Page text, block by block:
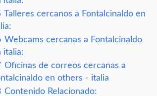
Talleres cercanos a Fontalcinaldo en
Webcams cercanas a Fontalcinaldo
italia:
Oficinas de correos cercanas a
en others - italia
Contenido Relacionado: